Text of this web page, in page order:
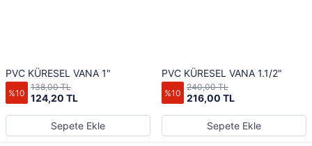
PVC KÜRESEL VANA 1"
%10 124,20 TL
138,00 TL
Sepete Ekle
PVC KÜRESEL VANA 1.1/2"
%10 216,00 TL
240,00 TL
Sepete Ekle